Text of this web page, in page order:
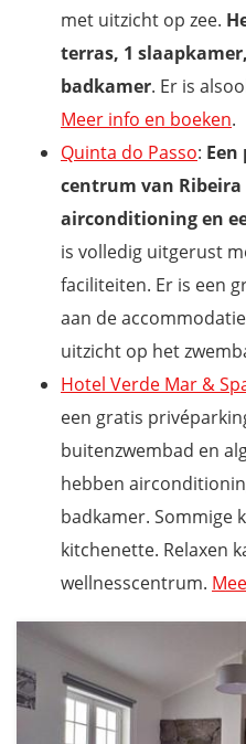
met uitzicht op zee.
terras, 1
badkamer. Er is
Meer info en boeken.
Quinta do Passo:
centrum van
airconditioning en
is volledig uitgerust
faciliteiten. Er is een
aan de
uitzicht op het
Hotel Verde Mar &
een gratis
buitenzwembad en
hebben
badkamer. Sommige
kitchenette. Relaxen
wellnesscentrum.